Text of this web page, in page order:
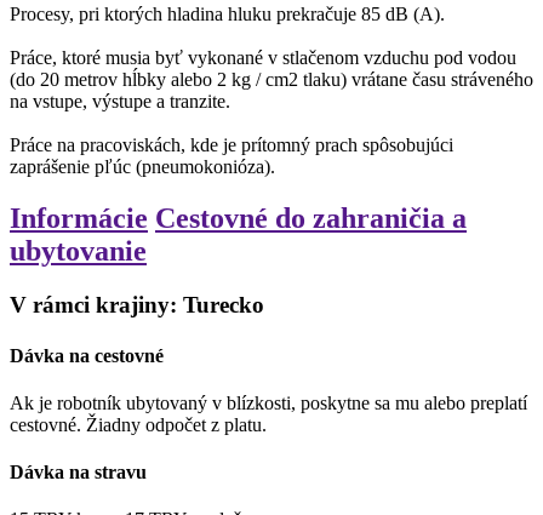
Procesy, pri ktorých hladina hluku prekračuje 85 dB (A).
Práce, ktoré musia byť vykonané v stlačenom vzduchu pod vodou
(do 20 metrov hĺbky alebo 2 kg / cm2 tlaku) vrátane času stráveného
na vstupe, výstupe a tranzite.
Práce na pracoviskách, kde je prítomný prach spôsobujúci
zaprášenie pľúc (pneumokonióza).
Informácie Cestovné do zahraničia a
ubytovanie
V rámci krajiny: Turecko
Dávka na cestovné
Ak je robotník ubytovaný v blízkosti, poskytne sa mu alebo preplatí
cestovné. Žiadny odpočet z platu.
Dávka na stravu